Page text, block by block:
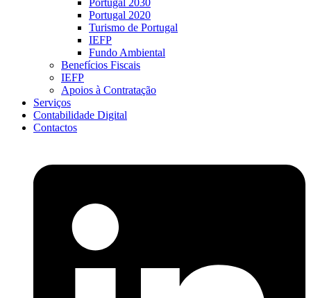
Portugal 2020
Turismo de Portugal
IEFP
Fundo Ambiental
Benefícios Fiscais
IEFP
Apoios à Contratação
Serviços
Contabilidade Digital
Contactos